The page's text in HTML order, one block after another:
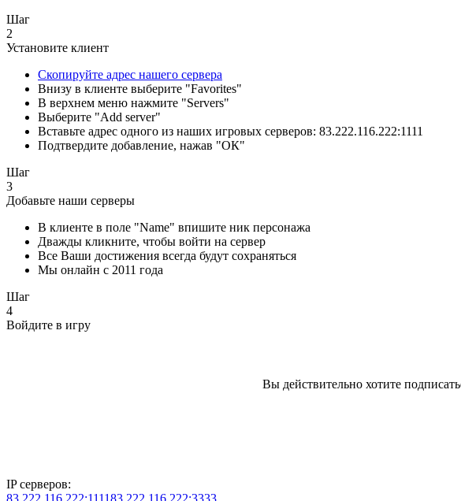
Шаг
2
Установите клиент
Скопируйте адрес нашего сервера
Внизу в клиенте выберите "Favorites"
В верхнем меню нажмите "Servers"
Выберите "Add server"
Вставьте адрес одного из наших игровых серверов: 83.222.116.222:1111
Подтвердите добавление, нажав "ОК"
Шаг
3
Добавьте наши серверы
В клиенте в поле "Name" впишите ник персонажа
Дважды кликните, чтобы войти на сервер
Все Ваши достижения всегда будут сохраняться
Мы онлайн с 2011 года
Шаг
4
Войдите в игру
Вы действительно хотите
IP серверов:
83.222.116.222:111183.222.116.222:3333